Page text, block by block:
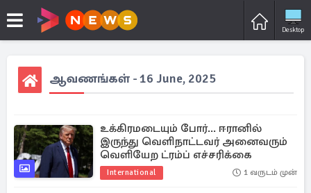
Desktop
ஆவணங்கள் - 16 June, 2025
உக்கிரமடையும் போர்... ஈரானில்
இருந்து வெளிநாட்டவர் அனைவரும்
வெளியேற ட்ரம்ப் எச்சரிக்கை
International 1 வருடம் முன்